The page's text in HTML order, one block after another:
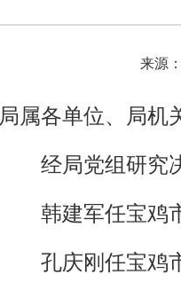
来源
局属各单位、局机
经局党组研究
韩建军任宝鸡
孔庆刚任宝鸡